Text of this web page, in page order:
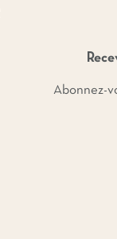
Abonnez-